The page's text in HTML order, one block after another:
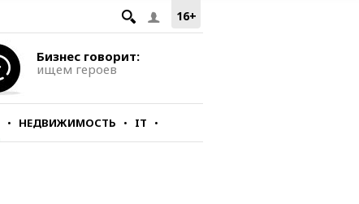
16+
Бизнес говорит:
ищем героев
НЕДВИЖИМОСТЬ IT